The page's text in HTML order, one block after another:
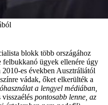
blokk több országához
felbukkanó ügyek ellenére úgy
es években Ausztráliától
vádak, őket elkerülték a
a lengyel médiában,
pontosabb lenne, az